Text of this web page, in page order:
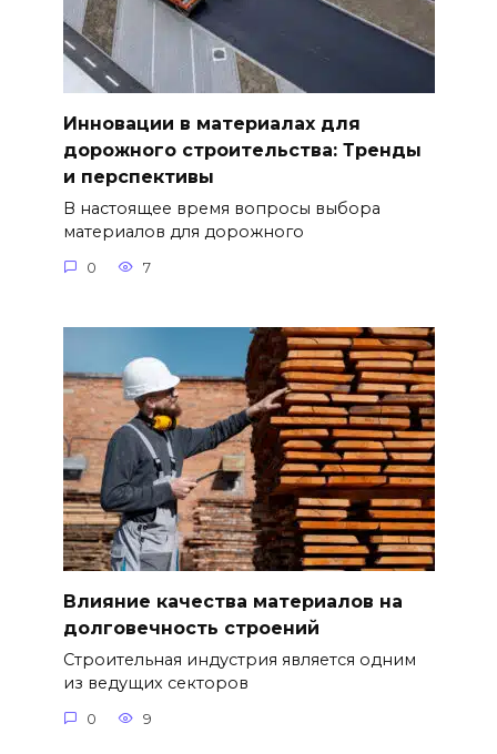
Инновации в материалах для
дорожного строительства: Тренды
и перспективы
В настоящее время вопросы выбора
материалов для дорожного
0 7
Влияние качества материалов на
долговечность строений
Строительная индустрия является одним
из ведущих секторов
0 9